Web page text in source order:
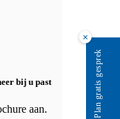
bij u past
aan.
×
Plan gratis gesprek